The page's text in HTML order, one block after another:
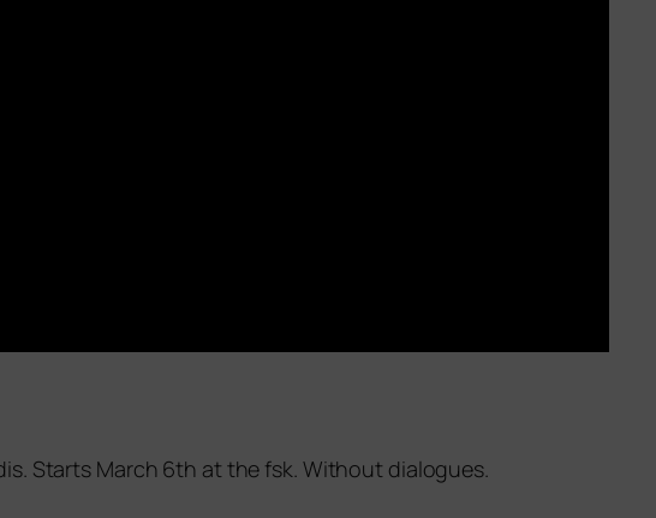
Starts March 6th at the fsk. Without dialogues.